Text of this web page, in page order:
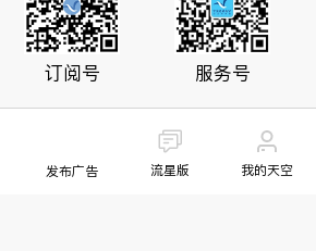
订阅号 服务号
发布广告 流星版 我的天空